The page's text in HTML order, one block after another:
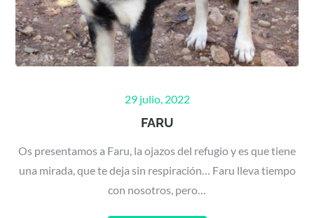
Posted
29 julio, 2022
FARU
Os presentamos a Faru, la ojazos del refugio y es que tiene
una mirada, que te deja sin respiración… Faru lleva tiempo
con nosotros, pero…